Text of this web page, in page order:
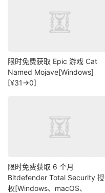
限时免费获取 Epic 游戏 Cat
Named Mojave[Windows]
[¥31→0]
限时免费获取 6 个月
Bitdefender Total Security 授
权[Windows、macOS、